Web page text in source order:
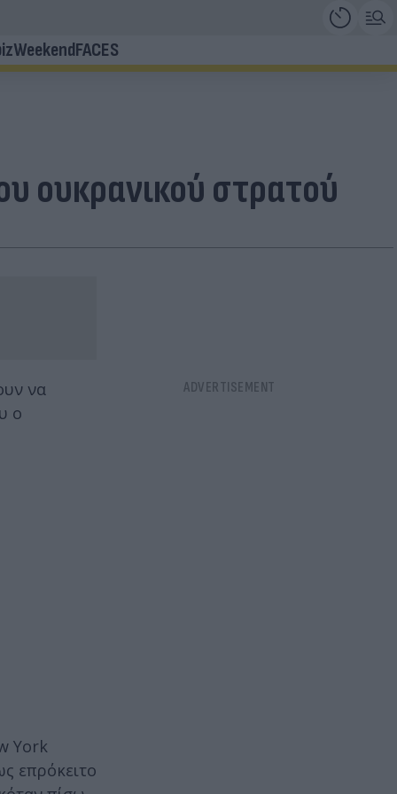
WeekendFACES
ουκρανικού στρατού
να
ο
York
επρόκειτο